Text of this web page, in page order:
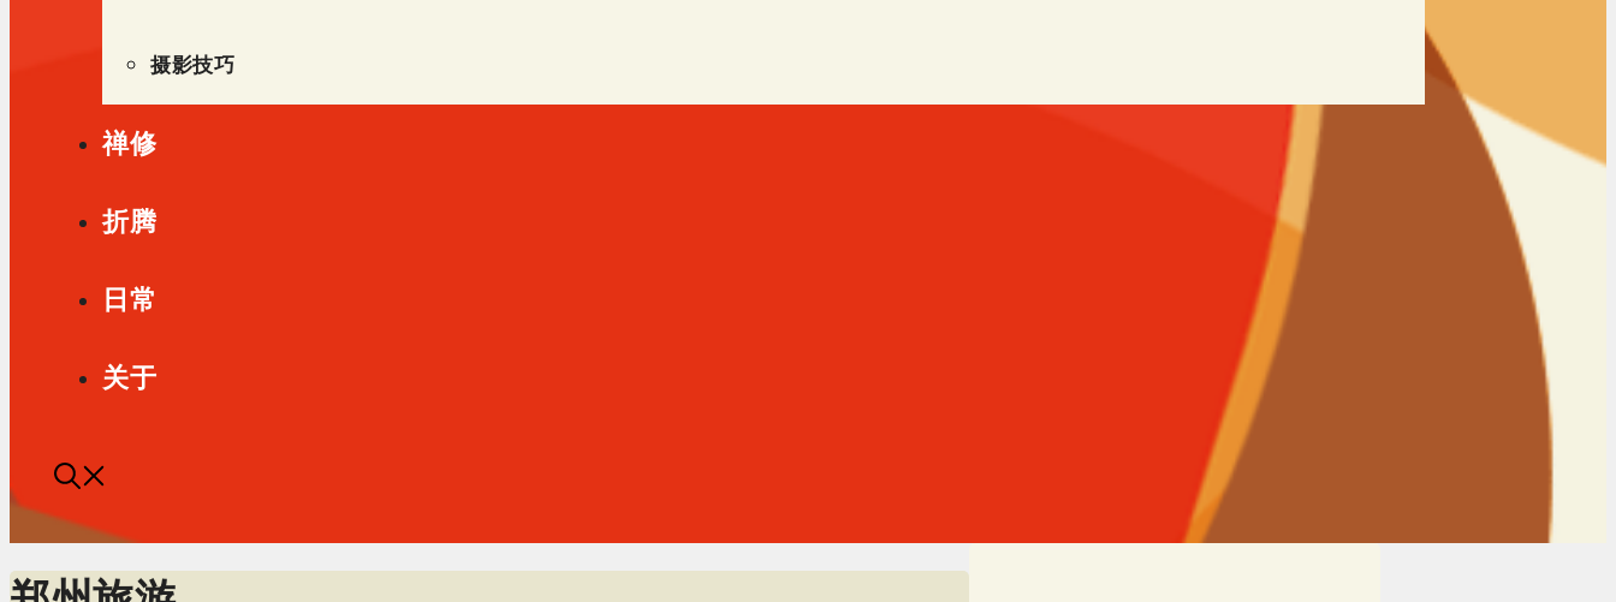
摄影技巧
禅修
折腾
日常
关于